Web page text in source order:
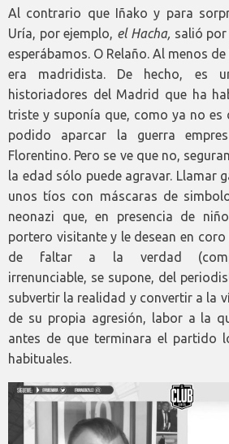
Al contrario que Iñako y para
Uría, por ejemplo, el Hacha, salió
esperábamos. O Relaño. Al menos
era madridista. De hecho, es
historiadores del Madrid que ha
triste y suponía que, como ya no es
podido aparcar la guerra
Florentino. Pero se ve que no,
la edad sólo puede agravar. Llamar
unos tíos con máscaras de
neonazi que, en presencia de
portero visitante y le desean en coro
de faltar a la verdad
irrenunciable, se supone, del
subvertir la realidad y convertir a la
de su propia agresión, labor a la
antes de que terminara el partido
habituales.